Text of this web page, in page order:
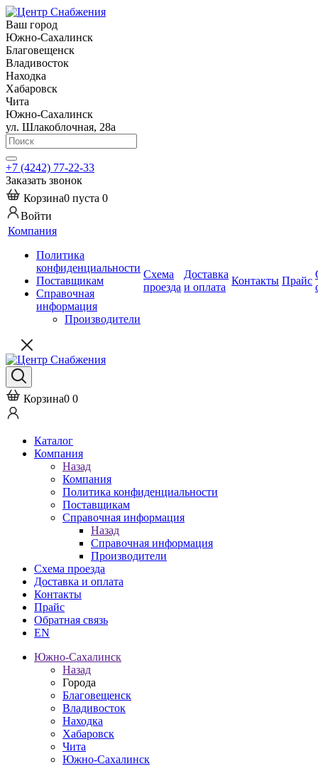
Ваш город
Южно-Сахалинск
Благовещенск
Владивосток
Находка
Хабаровск
Чита
Южно-Сахалинск
ул. Шлакоблочная, 28а
+7 (4242) 77-22-33
Заказать звонок
Корзина0 пуста 0
Войти
Компания
Политика
конфиденциальности
Поставщикам
Справочная
информация
Производители
Схема
проезда
Доставка
и оплата
Контакты Прайс
Корзина0 0
Каталог
Компания
Назад
Компания
Политика конфиденциальности
Поставщикам
Справочная информация
Назад
Справочная информация
Производители
Схема проезда
Доставка и оплата
Контакты
Прайс
Обратная связь
EN
Южно-Сахалинск
Назад
Города
Благовещенск
Владивосток
Находка
Хабаровск
Чита
Южно-Сахалинск